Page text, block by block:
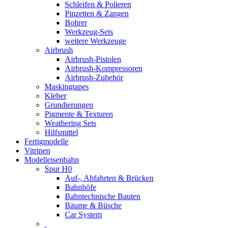
Schleifen & Polieren
Pinzetten & Zangen
Bohrer
Werkzeug-Sets
weitere Werkzeuge
Airbrush
Airbrush-Pistolen
Airbrush-Kompressoren
Airbrush-Zubehör
Maskingtapes
Kleber
Grundierungen
Pigmente & Texturen
Weathering Sets
Hilfsmittel
Fertigmodelle
Vitrinen
Modelleisenbahn
Spur H0
Auf-, Abfahrten & Brücken
Bahnhöfe
Bahntechnische Bauten
Bäume & Büsche
Car System